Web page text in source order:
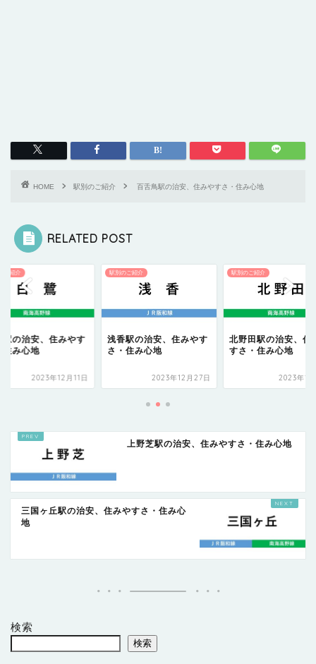
HOME 駅別のご紹介 百舌鳥駅の治安、住みやすさ・住み心地
RELATED POST
ご紹介
駅の治安、住みやす
住み心地
2023年12月11日
駅別のご紹介
浅香駅の治安、住みやす
さ・住み心地
2023年12月27日
駅別のご紹介
北野田駅の治安、住
すさ・住み心地
2023年12
上野芝駅の治安、住みやすさ・住み心地
三国ヶ丘駅の治安、住みやすさ・住み心
地
検索
検索